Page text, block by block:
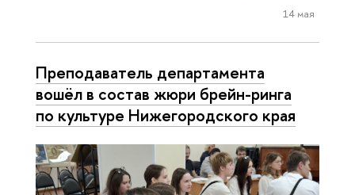
14 мая
Преподаватель департамента
вошёл в состав жюри брейн-ринга
по культуре Нижегородского края